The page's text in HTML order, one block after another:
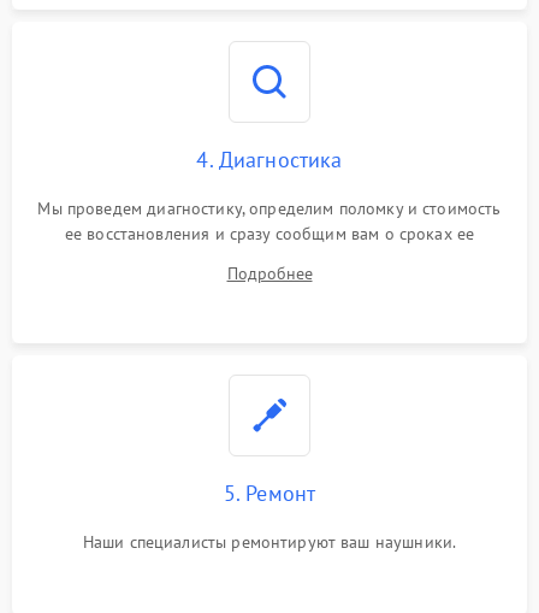
4. Диагностика
Мы проведем диагностику, определим поломку и стоимость
ее восстановления и сразу сообщим вам о сроках ее
Подробнее
5. Ремонт
Наши специалисты ремонтируют ваш наушники.